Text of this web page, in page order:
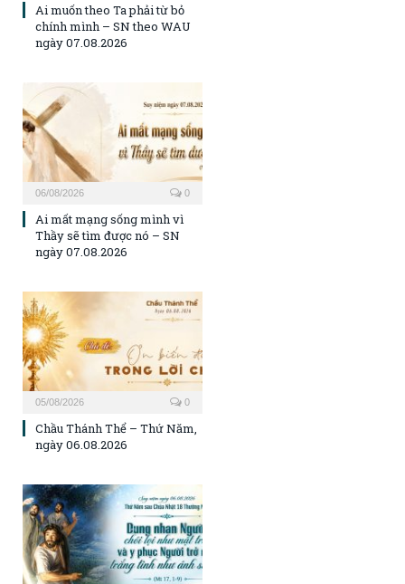
Ai muốn theo Ta phải từ bỏ
chính mình – SN theo WAU
ngày 07.08.2026
06/08/2026 0
Ai mất mạng sống mình vì
Thầy sẽ tìm được nó – SN
ngày 07.08.2026
05/08/2026 0
Chầu Thánh Thể – Thứ Năm,
ngày 06.08.2026